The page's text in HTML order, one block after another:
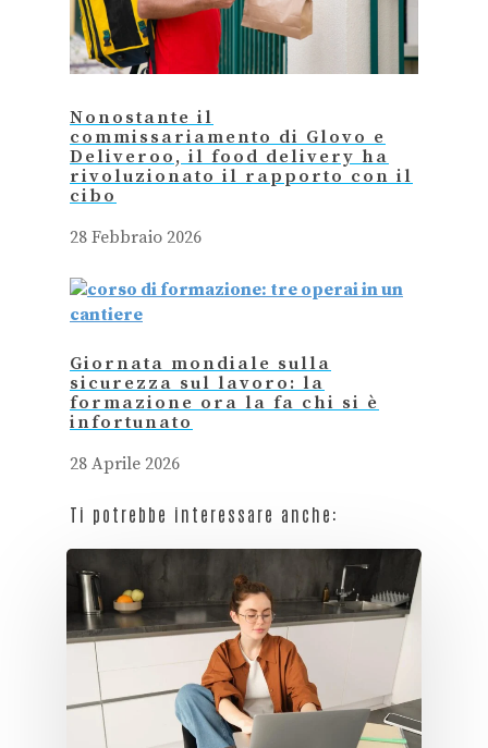
Nonostante il
commissariamento di Glovo e
Deliveroo, il food delivery ha
rivoluzionato il rapporto con il
cibo
28 Febbraio 2026
Giornata mondiale sulla
sicurezza sul lavoro: la
formazione ora la fa chi si è
infortunato
28 Aprile 2026
Ti potrebbe interessare anche: